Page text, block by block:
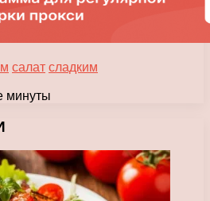
салат сладким
минуты